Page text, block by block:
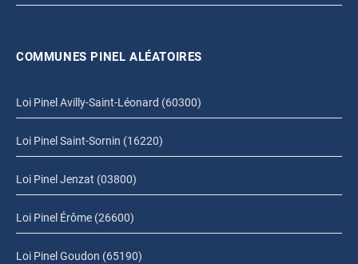
COMMUNES PINEL ALÉATOIRES
Loi Pinel Avilly-Saint-Léonard (60300)
Loi Pinel Saint-Sornin (16220)
Loi Pinel Jenzat (03800)
Loi Pinel Érôme (26600)
Loi Pinel Goudon (65190)